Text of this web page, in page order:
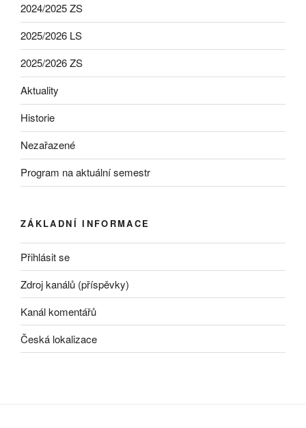
2024/2025 ZS
2025/2026 LS
2025/2026 ZS
Aktuality
Historie
Nezařazené
Program na aktuální semestr
ZÁKLADNÍ INFORMACE
Přihlásit se
Zdroj kanálů (příspěvky)
Kanál komentářů
Česká lokalizace